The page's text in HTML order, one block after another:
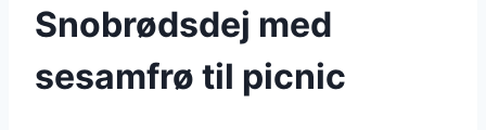
Snobrødsdej med
sesamfrø til picnic